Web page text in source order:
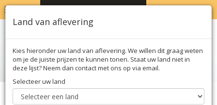
Home Moleculair
Land van aflevering
Kies hieronder uw land van aflevering. We willen dit graag weten
om je de juiste prijzen te kunnen tonen. Staat uw land niet in
deze lijst? Neem dan contact met ons op via email.
Selecteer uw land